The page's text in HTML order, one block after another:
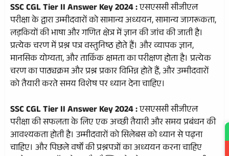
SSC CGL Tier II Answer Key 2024 :एसएससी सीजीएल
परीक्षा के द्वारा उम्मीदवारों को सामान्य अध्ययन, सामान्य जागरूकता,
लड़कियों की भाषा और गणित क्षेत्र में ज्ञान की जांच की जाती है।
प्रत्येक चरण में प्रश्न पत्र वस्तुनिष्ठ होते हैं। और व्यापक ज्ञान,
मानसिक योग्यता, और तार्किक क्षमता का परीक्षण होता है। प्रत्येक
चरण का पाठ्यक्रम और प्रश्न प्रकार विभिन्न होते हैं, और उम्मीदवारों
को तैयारी करते समय विशेष पर ध्यान देना चाहिए।
SSC CGL Tier II Answer Key 2024 :एसएससी सीजीएल
परीक्षा की सफलता के लिए एक अच्छी तैयारी और समय प्रबंधन की
आवश्यकता होती है। उम्मीदवारों को सिलेबस को ध्यान से पढ़ना
चाहिए। और पिछले वर्षों की प्रश्नपत्रों का अध्ययन करना चाहिए